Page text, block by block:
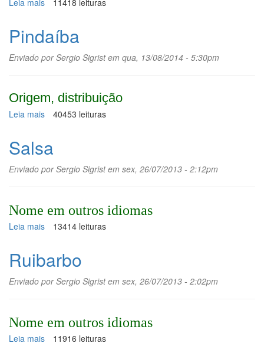
Leia mais sobre
11418 leituras
Pindaíba
Enviado porSergio Sigristem qua, 13/08/2014 - 5:30pm
Origem, distribuição
Leia mais sobre
40453 leituras
Salsa
Enviado porSergio Sigristem sex, 26/07/2013 - 2:12pm
Nome em outros idiomas
Leia mais sobre
13414 leituras
Ruibarbo
Enviado porSergio Sigristem sex, 26/07/2013 - 2:02pm
Nome em outros idiomas
Leia mais sobre
11916 leituras